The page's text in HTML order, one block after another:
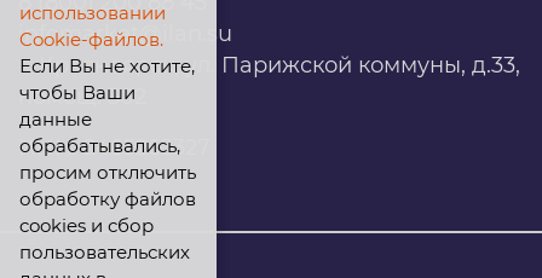
infomarket@ilan.su
г. Красноярск, ул. Парижской коммуны, д.33,
помещ. 302
ИНН: 2465263327
использовании
Cookie-файлов.
Если Вы не хотите,
чтобы Ваши
данные
обрабатывались,
просим отключить
обработку файлов
cookies и сбор
пользовательских